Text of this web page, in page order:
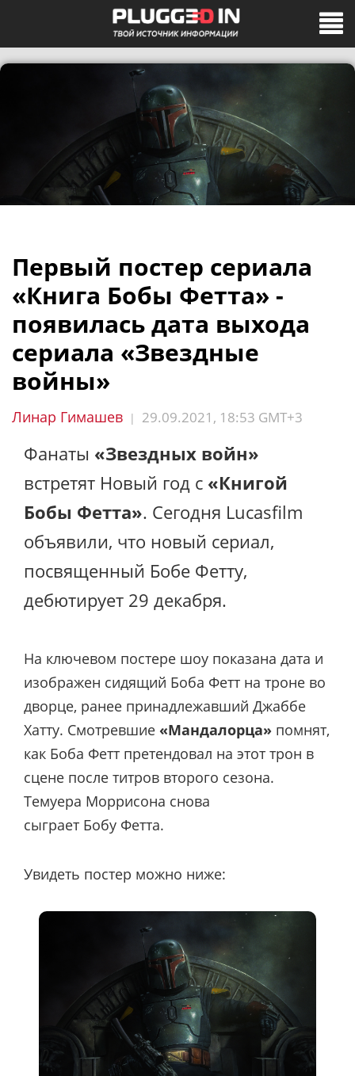
Первый постер сериала
«Книга Бобы Фетта» -
появилась дата выхода
сериала «Звездные
войны»
Линар Гимашев | 29.09.2021, 18:53 GMT+3
Фанаты «Звездных войн»
встретят Новый год с «Книгой
Бобы Фетта». Сегодня Lucasfilm
объявили, что новый сериал,
посвященный Бобе Фетту,
дебютирует 29 декабря.
На ключевом постере шоу показана дата и
изображен сидящий Боба Фетт на троне во
дворце, ранее принадлежавший Джаббе
Хатту. Смотревшие «Мандалорца» помнят,
как Боба Фетт претендовал на этот трон в
сцене после титров второго сезона.
Темуера Моррисона снова
сыграет Бобу Фетта.
Увидеть постер можно ниже: